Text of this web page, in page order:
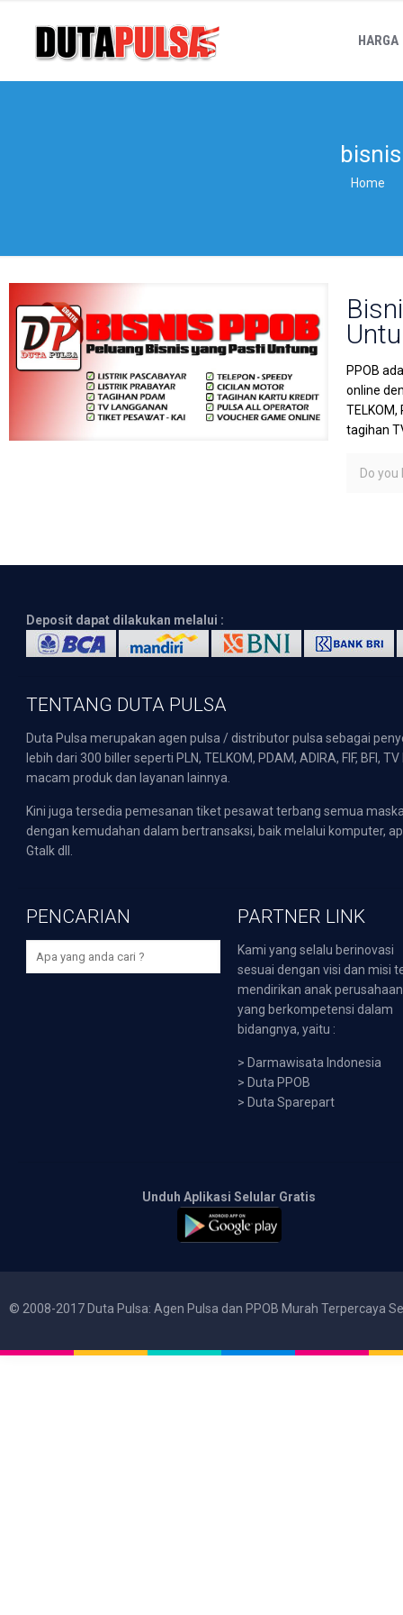
HARGA
Home
PPOB
online
tagihan
Do you
Deposit dapat dilakukan melalui :
TENTANG DUTA PULSA
Duta Pulsa merupakan agen pulsa / distributor pulsa sebagai
lebih dari 300 biller seperti PLN, TELKOM, PDAM, ADIRA, FIF,
macam produk dan layanan lainnya.
Kini juga tersedia pemesanan tiket pesawat terbang semua
dengan kemudahan dalam bertransaksi, baik melalui komputer,
Gtalk dll.
PENCARIAN PARTNER LINK
Kami yang selalu berinovasi
sesuai dengan visi dan misi
mendirikan anak perusahaan
yang berkompetensi dalam
bidangnya, yaitu :
> Darmawisata Indonesia
> Duta PPOB
> Duta Sparepart
Unduh Aplikasi Selular Gratis
© 2008-2017 Duta Pulsa: Agen Pulsa dan PPOB Murah Terpercaya